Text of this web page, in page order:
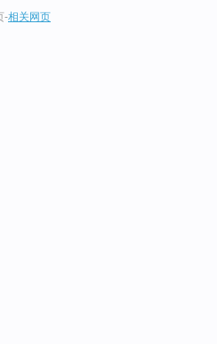
-相关网页